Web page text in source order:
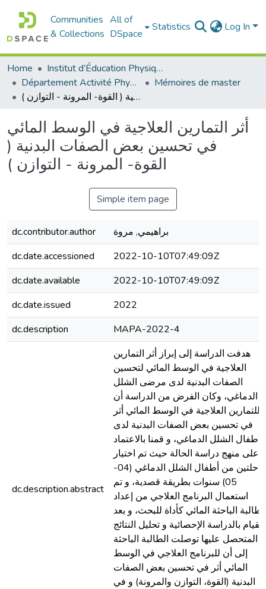
Communities
& Collections
All of
DSpace
Statistics Log In
Home
Institut d’Éducation Physique et Sportive
Département Activité Physique Adaptée (APA)
Mémoires de master
أثر التمارين العلاجية في الوسط المائي في تحسين بعض الصفات البدنية ( القوة- المرونة - التوازن )
أثر التمارين العلاجية في الوسط المائي
في تحسين بعض الصفات البدنية (
القوة- المرونة - التوازن )
Simple item page
dc.contributor.author
براهيمي, مروة
dc.date.accessioned
2022-10-10T07:49:09Z
dc.date.available
2022-10-10T07:49:09Z
dc.date.issued
2022
dc.description
MAPA-2022-4
dc.description.abstract
هدفت الدراسة إلى إبراز أثر التمارين
العلاجية في الوسط المائي لتحسين
الصفات البدنية لدى مرضى الشلل
الدماغي، وكان الفرض من الدراسة أن
للتمارين العلاجية في الوسط المائي أثر
في تحسين بعض الصفات البدنية لدى
أطفال الشلل الدماغي، و قمنا بالاعتماد
على منهج دراسة الحالة حيث تم اختيار
حلتين من أطفال الشلل الدماغي (04-
05) سنوات بطريقة قصدية، و تم
استعمال البرنامج العلاجي من إعداد
الباحثة المائي كأداة للبحث، و بعد
القيام بالدراسة الإحصائية و تحليل النتائج
المتحصل عليها توصلت الطالبة الباحثة
إلى أن للبرنامج العلاجي في الوسط
المائي أثر في تحسين بعض الصفات
البدنية (القوة، التوازن والمرونة) و في